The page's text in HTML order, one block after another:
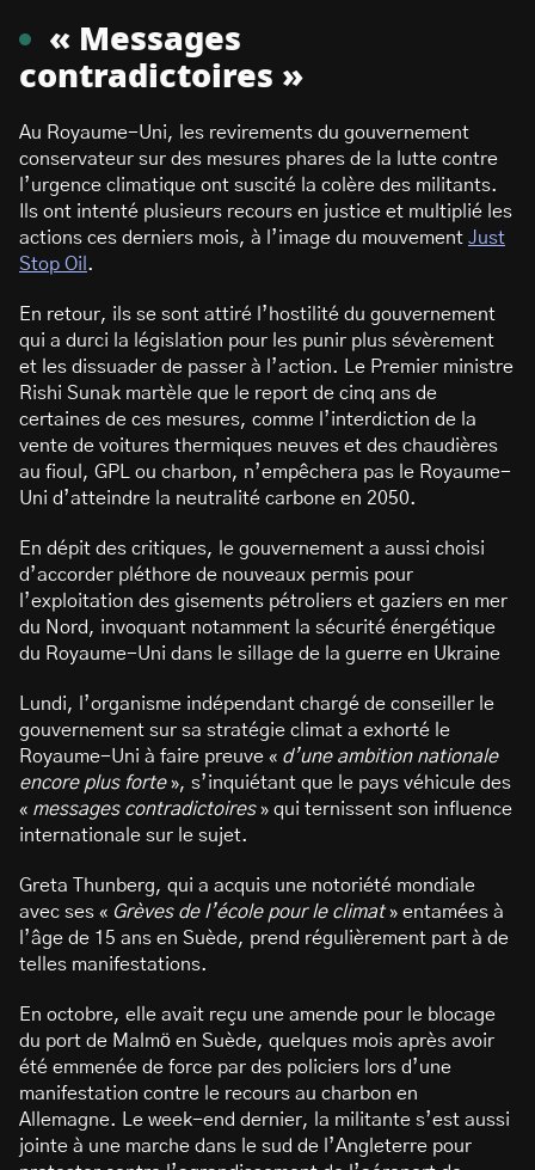
« Messages
contradictoires »
Au Royaume-Uni, les revirements du gouvernement
conservateur sur des mesures phares de la lutte contre
l’urgence climatique ont suscité la colère des militants.
Ils ont intenté plusieurs recours en justice et multiplié les
actions ces derniers mois, à l’image du mouvement Just
Stop Oil .
En retour, ils se sont attiré l’hostilité du gouvernement
qui a durci la législation pour les punir plus sévèrement
et les dissuader de passer à l’action. Le Premier ministre
Rishi Sunak martèle que le report de cinq ans de
certaines de ces mesures, comme l’interdiction de la
vente de voitures thermiques neuves et des chaudières
au fioul, GPL ou charbon, n’empêchera pas le Royaume-
Uni d’atteindre la neutralité carbone en 2050.
En dépit des critiques, le gouvernement a aussi choisi
d’accorder pléthore de nouveaux permis pour
l’exploitation des gisements pétroliers et gaziers en mer
du Nord, invoquant notamment la sécurité énergétique
du Royaume-Uni dans le sillage de la guerre en Ukraine
Lundi, l’organisme indépendant chargé de conseiller le
gouvernement sur sa stratégie climat a exhorté le
Royaume-Uni à faire preuve « d’une ambition nationale
encore plus forte», s’inquiétant que le pays véhicule des
« messages contradictoires» qui ternissent son influence
internationale sur le sujet.
Greta Thunberg, qui a acquis une notoriété mondiale
avec ses « Grèves de l’école pour le climat» entamées à
l’âge de 15 ans en Suède, prend régulièrement part à de
telles manifestations.
En octobre, elle avait reçu une amende pour le blocage
du port de Malmö en Suède, quelques mois après avoir
été emmenée de force par des policiers lors d’une
manifestation contre le recours au charbon en
Allemagne. Le week-end dernier, la militante s’est aussi
jointe à une marche dans le sud de l’Angleterre pour